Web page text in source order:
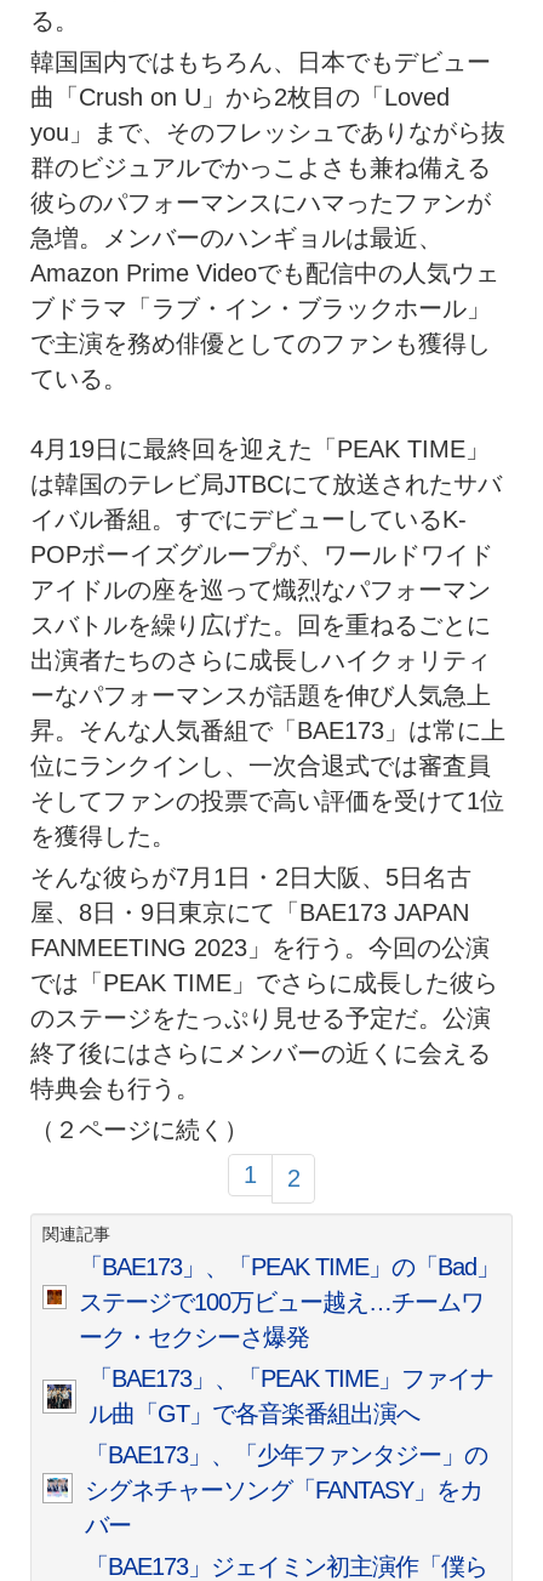
る。
韓国国内ではもちろん、日本でもデビュー
曲「Crush on U」から2枚目の「Loved
you」まで、そのフレッシュでありながら抜
群のビジュアルでかっこよさも兼ね備える
彼らのパフォーマンスにハマったファンが
急増。メンバーのハンギョルは最近、
Amazon Prime Videoでも配信中の人気ウェ
ブドラマ「ラブ・イン・ブラックホール」
で主演を務め俳優としてのファンも獲得し
ている。
4月19日に最終回を迎えた「PEAK TIME」
は韓国のテレビ局JTBCにて放送されたサバ
イバル番組。すでにデビューしているK-
POPボーイズグループが、ワールドワイド
アイドルの座を巡って熾烈なパフォーマン
スバトルを繰り広げた。回を重ねるごとに
出演者たちのさらに成長しハイクォリティ
ーなパフォーマンスが話題を伸び人気急上
昇。そんな人気番組で「BAE173」は常に上
位にランクインし、一次合退式では審査員
そしてファンの投票で高い評価を受けて1位
を獲得した。
そんな彼らが7月1日・2日大阪、5日名古
屋、8日・9日東京にて「BAE173 JAPAN
FANMEETING 2023」を行う。今回の公演
では「PEAK TIME」でさらに成長した彼ら
のステージをたっぷり見せる予定だ。公演
終了後にはさらにメンバーの近くに会える
特典会も行う。
（２ページに続く）
1
2
関連記事
「BAE173」、「PEAK TIME」の「Bad」
ステージで100万ビュー越え…チームワ
ーク・セクシーさ爆発
「BAE173」、「PEAK TIME」ファイナ
ル曲「GT」で各音楽番組出演へ
「BAE173」、「少年ファンタジー」の
シグネチャーソング「FANTASY」をカ
バー
「BAE173」ジェイミン初主演作「僕ら